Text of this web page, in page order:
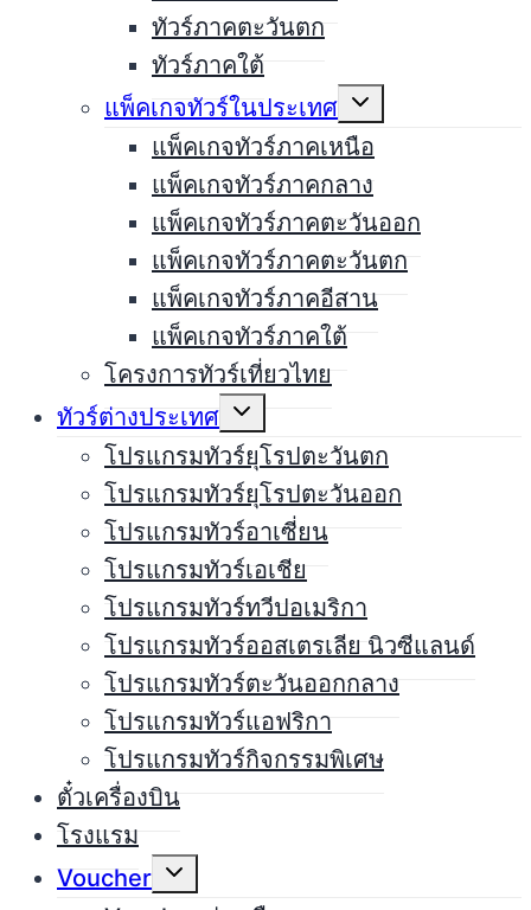
ทัวร์ภาคตะวันตก
ทัวร์ภาคใต้
แพ็คเกจทัวร์ในประเทศ
Expand
menu
แพ็คเกจทัวร์ภาคเหนือ
แพ็คเกจทัวร์ภาคกลาง
แพ็คเกจทัวร์ภาคตะวันออก
แพ็คเกจทัวร์ภาคตะวันตก
แพ็คเกจทัวร์ภาคอีสาน
แพ็คเกจทัวร์ภาคใต้
โครงการทัวร์เที่ยวไทย
ทัวร์ต่างประเทศ
Expand
menu
โปรแกรมทัวร์ยุโรปตะวันตก
โปรแกรมทัวร์ยุโรปตะวันออก
โปรแกรมทัวร์อาเซี่ยน
โปรแกรมทัวร์เอเชีย
โปรแกรมทัวร์ทวีปอเมริกา
โปรแกรมทัวร์ออสเตรเลีย นิวซีแลนด์
โปรแกรมทัวร์ตะวันออกกลาง
โปรแกรมทัวร์แอฟริกา
โปรแกรมทัวร์กิจกรรมพิเศษ
ตั๋วเครื่องบิน
โรงแรม
Voucher
Expand